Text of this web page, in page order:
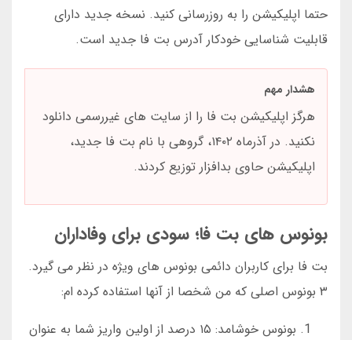
حتما اپلیکیشن را به روزرسانی کنید. نسخه جدید دارای
قابلیت شناسایی خودکار آدرس بت فا جدید است.
هشدار مهم
هرگز اپلیکیشن بت فا را از سایت های غیررسمی دانلود
نکنید. در آذرماه ۱۴۰۲، گروهی با نام بت فا جدید،
اپلیکیشن حاوی بدافزار توزیع کردند.
بونوس های بت فا؛ سودی برای وفاداران
بت فا برای کاربران دائمی بونوس های ویژه در نظر می گیرد.
۳ بونوس اصلی که من شخصا از آنها استفاده کرده ام:
بونوس خوشامد: ۱۵ درصد از اولین واریز شما به عنوان